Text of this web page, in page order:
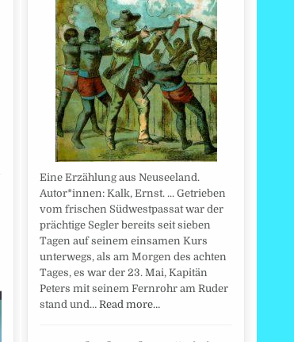
Eine Erzählung aus Neuseeland.
Autor*innen: Kalk, Ernst. ... Getrieben
vom frischen Südwestpassat war der
prächtige Segler bereits seit sieben
Tagen auf seinem einsamen Kurs
unterwegs, als am Morgen des achten
Tages, es war der 23. Mai, Kapitän
Peters mit seinem Fernrohr am Ruder
stand und… Read more…